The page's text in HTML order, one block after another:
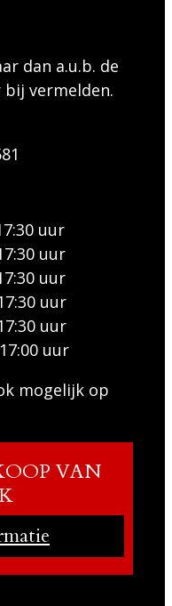
dan a.u.b. de
vermelden.
uur
uur
uur
uur
uur
uur
mogelijk op
VAN